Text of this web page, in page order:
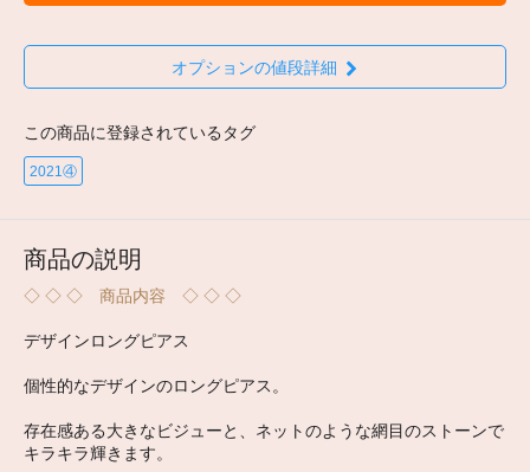
オプションの値段詳細
この商品に登録されているタグ
2021④
商品の説明
◇ ◇ ◇ 商品内容 ◇ ◇ ◇
デザインロングピアス
個性的なデザインのロングピアス。
存在感ある大きなビジューと、ネットのような網目のストーンで
キラキラ輝きます。